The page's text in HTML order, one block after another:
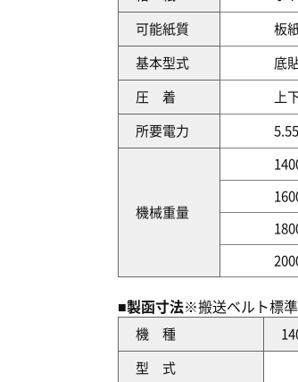
可能紙質
板
基本型式
底
圧 着
上
所要電力
機械重量
■製函寸法※搬送ベルト標
機 種
型 式